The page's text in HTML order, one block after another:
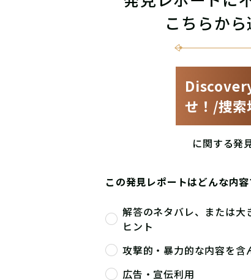
こちらか
せ！/捜索
に関する発
この発見レポートはどんな内容
解答のネタバレ、または大
ヒント
攻撃的・暴力的な内容を含
広告・宣伝利用